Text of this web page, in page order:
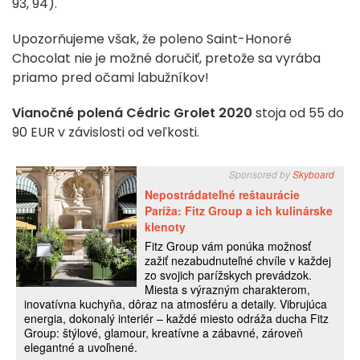
93, 94).
Upozorňujeme však, že poleno Saint-Honoré
Chocolat nie je možné doručiť, pretože sa vyrába
priamo pred očami labužníkov!
Vianočné polená Cédric Grolet 2020 stoja od 55 do
90 EUR v závislosti od veľkosti.